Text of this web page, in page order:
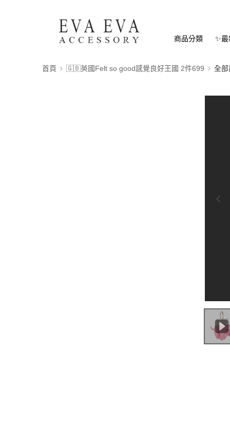
商品分類 ✨
首頁 🇬🇧英國Felt so good感覺良好王國 2件699 全部